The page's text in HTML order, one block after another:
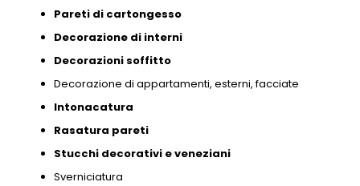
Pareti di cartongesso
Decorazione di interni
Decorazioni soffitto
Decorazione di appartamenti, esterni,facciate
Intonacatura
Rasatura pareti
Stucchi decorativi eveneziani
Sverniciatura